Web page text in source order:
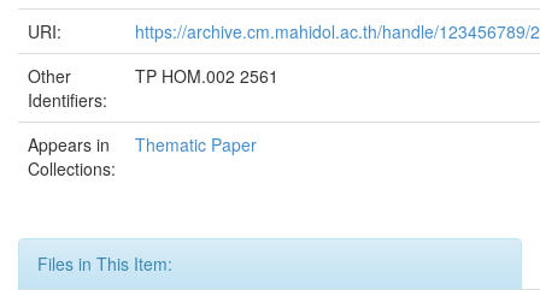
URI:
https://archive.cm.mahidol.ac.th/handle/123456789/
Other
Identifiers:
TP HOM.002 2561
Appears in
Collections:
Thematic Paper
Files in This Item: